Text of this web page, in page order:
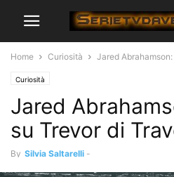
Home Curiosità Jared
Curiosità
Jared
su Trevor di
By Silvia Saltarelli -